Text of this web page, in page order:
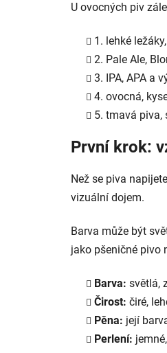
U ovocných piv
1. lehké
2. Pale Ale,
3. IPA, APA a
4. ovocná,
5. tmavá piva,
První krok:
Než se piva
vizuální dojem.
Barva může být
jako pšeničné pivo
Barva: světlá,
Čirost: čiré,
Pěna: její
Perlení: